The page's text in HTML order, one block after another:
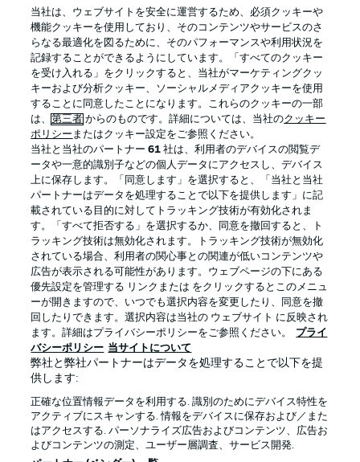
Football as it's meant to be
BUNDESLIGA APP
Official Partners
プライバシー・ポリシー 優先設定を管理する
当社は、ウェブサイトを安全に運営するため、必須クッキーや
機能クッキーを使用しており、そのコンテンツやサービスのさ
らなる最適化を図るために、そのパフォーマンスや利用状況を
記録することができるようにしています。「すべてのクッキー
を受け入れる」をクリックすると、当社がマーケティングクッ
キーおよび分析クッキー、ソーシャルメディアクッキーを使用
することに同意したことになります。これらのクッキーの一部
は、第三者 からのものです。詳細については、当社のクッキー
ポリシー またはクッキー設定をご参照ください。
当社と当社のパートナー61 社は、利用者のデバイスの閲覧デ
ータや一意的識別子などの個人データにアクセスし、デバイス
上に保存します。「同意します」を選択すると、「当社と当社
パートナーはデータを処理することで以下を提供します」に記
載されている目的に対してトラッキング技術が有効化されま
す。「すべて拒否する」を選択するか、同意を撤回すると、ト
ラッキング技術は無効化されます。トラッキング技術が無効化
されている場合、利用者の関心事との関連が低いコンテンツや
広告が表示される可能性があります。ウェブページの下にある
優先設定を管理する リンクまたは をクリックするとこのメニュ
ーが開きますので、いつでも選択内容を変更したり、同意を撤
回したりできます。選択内容は当社の ウェブサイト に反映され
ます。詳細はプライバシーポリシーをご参照ください。
プライ
バシーポリシー 当サイトについて
弊社と弊社パートナーはデータを処理することで以下を提
供します:
正確な位置情報データを利用する. 識別のためにデバイス特性を
アクティブにスキャンする. 情報をデバイスに保存および／また
はアクセスする. パーソナライズ広告およびコンテンツ、広告お
よびコンテンツの測定、ユーザー層調査、サービス開発.